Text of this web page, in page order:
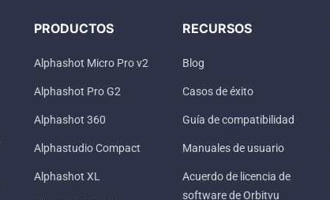
PRODUCTOS
Alphashot Micro Pro v2
Alphashot Pro G2
Alphashot 360
Alphastudio Compact
Alphashot XL
RECURSOS
Blog
Casos de éxito
Guía de compatibilidad
Manuales de usuario
Acuerdo de licencia de
software de Orbitvu